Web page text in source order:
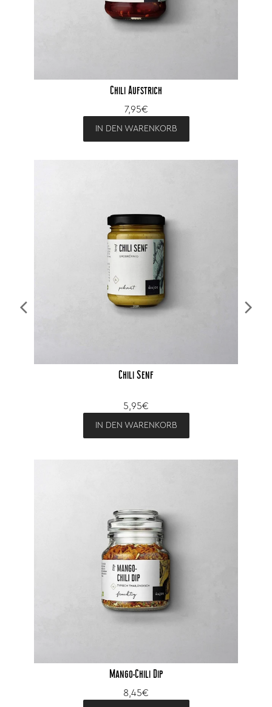
Chili Aufstrich
7,95€
IN DEN WARENKORB
Chili Senf
5,95€
IN DEN WARENKORB
Mango-Chili Dip
8,45€